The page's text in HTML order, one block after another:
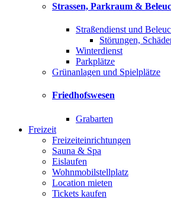
Strassen, Parkraum &
Straßendienst und
Störungen,
Winterdienst
Parkplätze
Grünanlagen und Spielplätze
Friedhofswesen
Grabarten
Freizeit
Freizeiteinrichtungen
Sauna & Spa
Eislaufen
Wohnmobilstellplatz
Location mieten
Tickets kaufen